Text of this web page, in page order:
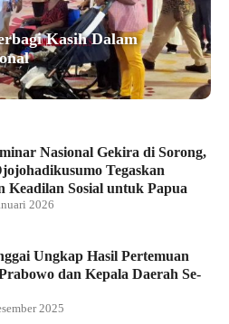
Kasih Dalam
Nasional Gekira di Sorong,
Tegaskan
Keadilan Sosial untuk Papua
2026
Ungkap Hasil Pertemuan
dan Kepala Daerah Se-
2025